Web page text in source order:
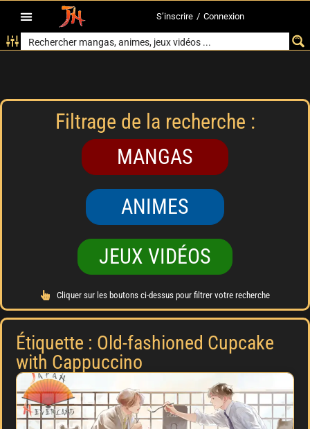
S’inscrire / Connexion
Filtrage de la recherche :
MANGAS
ANIMES
JEUX VIDÉOS
Cliquer sur les boutons ci-dessus pour filtrer votre recherche
Étiquette : Old-fashioned Cupcake
with Cappuccino